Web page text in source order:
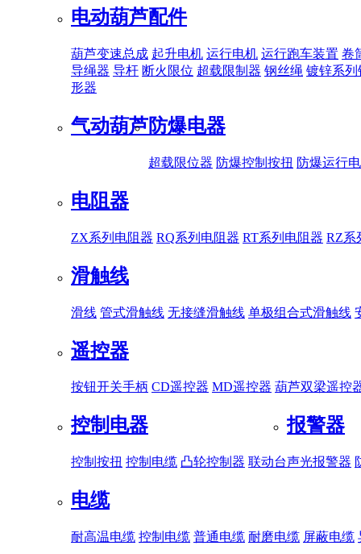
电动葫芦配件
葫芦变速总成 起升电机 运行电机 运行跑车装置 卷
导绳器 导杆 断火限位 超载限制器 钢丝绳 镀锌系列
形器
气动葫芦防爆电器
超载限位器 防爆控制按扭 防爆运行
电阻器
ZX系列电阻器 RQ系列电阻器 RT系列电阻器 RZ系
滑触线
滑线 管式滑触线 无接缝滑触线 单极组合式滑触线
遥控器
按钮开关手柄 CD遥控器 MD遥控器 葫芦双梁遥控
控制电器
控制按扭 控制电缆 凸轮控制器 联动台
报警器
声光报警器
电缆
耐高温电缆 控制电缆 普通电缆 耐磨电缆 屏蔽电缆